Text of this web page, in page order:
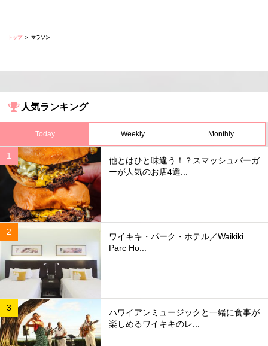
トップ マラソン
人気ランキング
Today Weekly Monthly
他とはひと味違う！？スマッシュバーガ
ーが人気のお店4選...
ワイキキ・パーク・ホテル／Waikiki
Parc Ho...
ハワイアンミュージックと一緒に食事が
楽しめるワイキキのレ...